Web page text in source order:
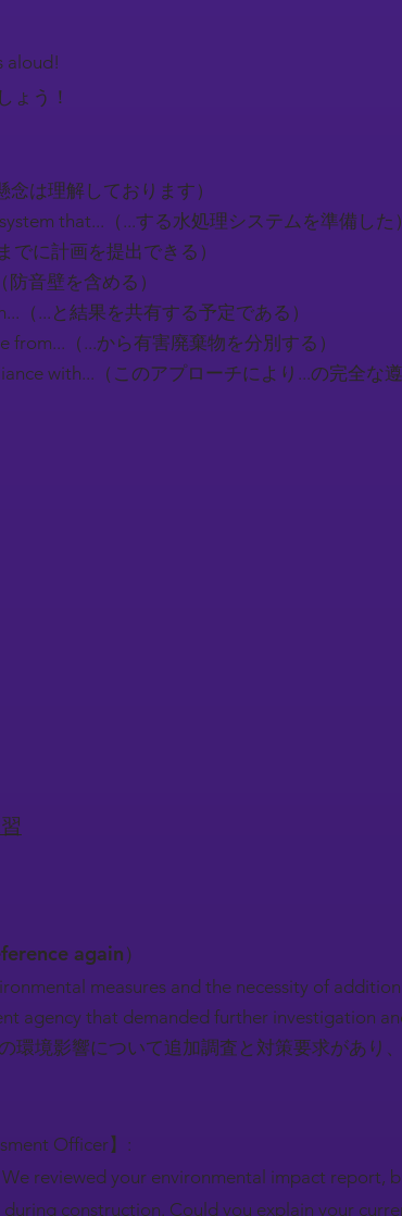
aloud!
ょう！
念は理解しております）
that...（...する水処理システムを準備した）
でに計画を提出できる）
音壁を含める）
（...と結果を共有する予定である）
from...（...から有害廃棄物を分別する）
with...（このアプローチにより...の完全な
again）
measures and the necessity of
agency that demanded further investigation
環境影響について追加調査と対策要求があり
Officer】:
reviewed your environmental impact report,
construction. Could you explain your